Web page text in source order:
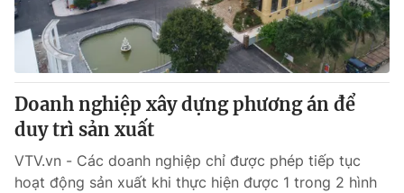
Doanh nghiệp xây dựng phương án để
duy trì sản xuất
VTV.vn - Các doanh nghiệp chỉ được phép tiếp tục
hoạt động sản xuất khi thực hiện được 1 trong 2 hình